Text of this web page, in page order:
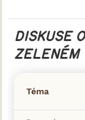
DISKUSE
ZELENÉM
Téma